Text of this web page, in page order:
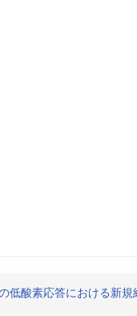
低酸素応答における新規